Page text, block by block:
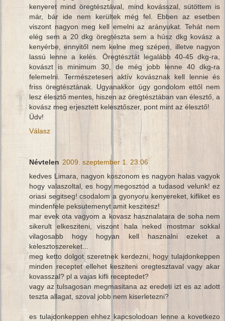
kenyeret mind öregtésztával, mind kovásszal, sütöttem is
már, bár ide nem kerültek még fel. Ebben az esetben
viszont nagyon meg kell emelni az arányukat. Tehát nem
elég sem a 20 dkg öregtészta sem a húsz dkg kovász a
kenyérbe, ennyitől nem kelne meg szépen, illetve nagyon
lassú lenne a kelés. Öregtésztát legalább 40-45 dkg-ra,
kovászt is minimum 30, de még jobb lenne 40 dkg-ra
felemelni. Természetesen aktív kovásznak kell lennie és
friss öregtésztának. Ugyanakkor úgy gondolom ettől nem
lesz élesztő mentes, hiszen az öregtésztában van élesztő, a
kovász meg erjesztett kelesztőszer, pont mint az élesztő!
Üdv!
Válasz
Névtelen 2009. szeptember 1. 23:06
kedves Limara, nagyon koszonom es nagyon halas vagyok
hogy valaszoltal, es hogy megosztod a tudasod velunk! ez
oriasi segitseg! csodalom a gyonyoru kenyereket, kifliket es
mindenfele peksutemenyt amit keszitesz!
mar evek ota vagyom a kovasz hasznalatara de soha nem
sikerult elkesziteni, viszont hala neked mostmar sokkal
vilagosabb hogy hogyan kell hasznalni ezeket a
kelesztoszereket...
meg ketto dolgot szeretnek kerdezni, hogy tulajdonkeppen
minden receptet ellehet kesziteni oregtesztaval vagy akar
kovasszal? pl a vajas kifli receptedet?
vagy az tulsagosan megmasitana az eredeti izt es az adott
teszta allagat, szoval jobb nem kiserletezni?
es tulajdonkeppen ehhez kapcsolodoan lenne a kovetkezo